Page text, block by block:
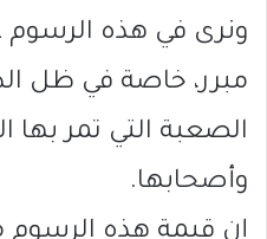
ونرى في هذه الرسوم
مبرر، خاصة في ظل
الصعبة التي تمر بها
وأصحابها.
إن قيمة هذه الرسوم